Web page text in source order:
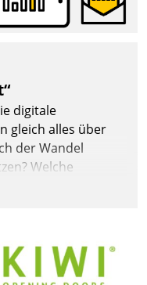
digitale
gleich alles über
der Wandel
Welche